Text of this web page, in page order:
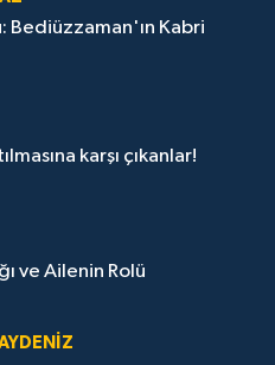
Bediüzzaman'ın Kabri
karşı çıkanlar!
ve Ailenin Rolü